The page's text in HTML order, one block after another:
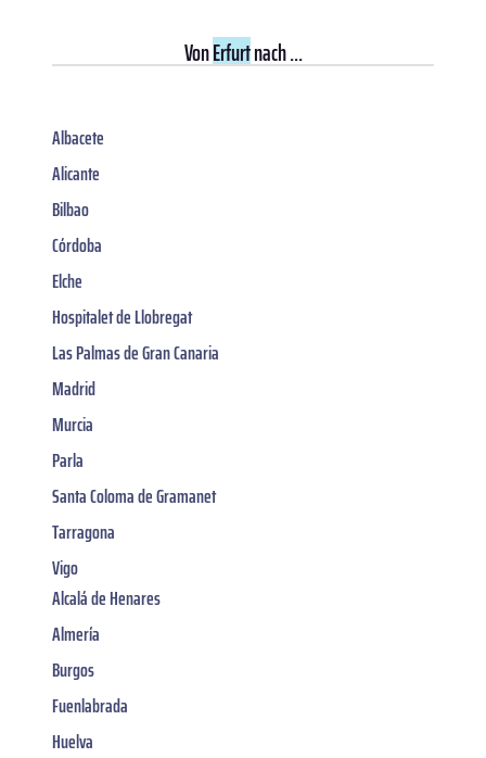
VonErfurtnach ...
Albacete
Alicante
Bilbao
Córdoba
Elche
Hospitalet de Llobregat
Las Palmas de Gran Canaria
Madrid
Murcia
Parla
Santa Coloma de Gramanet
Tarragona
Vigo
Alcalá de Henares
Almería
Burgos
Fuenlabrada
Huelva